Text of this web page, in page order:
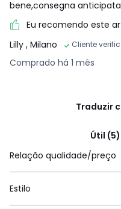
bene,consegna
Eu recomendo este
Lilly , Milano Cliente
Comprado há 1 mês
Traduzir
Útil (5)
Relação qualidade/preço
Estilo